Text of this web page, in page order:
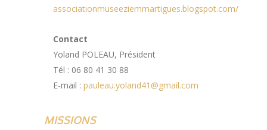
associationmuseeziemmartigues.blogspot.com/
Contact
Yoland POLEAU, Président
Tél : 06 80 41 30 88
E-mail : pauleau.yoland41@gmail.com
MISSIONS